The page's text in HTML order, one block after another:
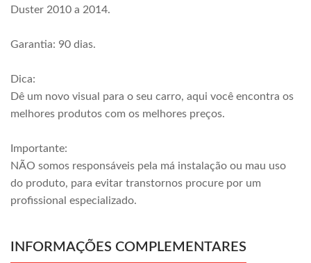
Duster 2010 a 2014.
Garantia: 90 dias.
Dica:
Dê um novo visual para o seu carro, aqui você encontra os
melhores produtos com os melhores preços.
Importante:
NÃO somos responsáveis pela má instalação ou mau uso
do produto, para evitar transtornos procure por um
profissional especializado.
INFORMAÇÕES COMPLEMENTARES